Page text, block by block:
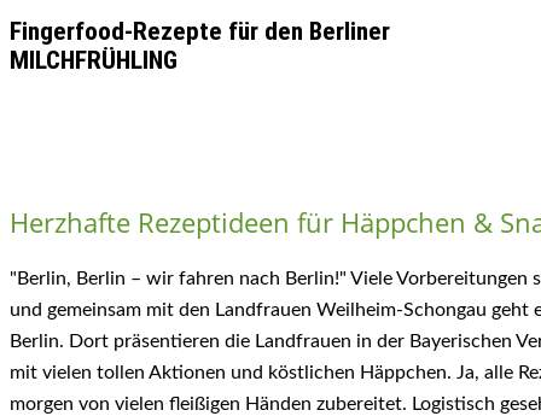
Fingerfood-Rezepte für den Berliner
MILCHFRÜHLING
Herzhafte Rezeptideen für Häppchen &
"Berlin, Berlin – wir fahren nach Berlin!" Viele Vorbereitungen
und gemeinsam mit den Landfrauen Weilheim-Schongau geht
Berlin. Dort präsentieren die Landfrauen in der Bayerischen
mit vielen tollen Aktionen und köstlichen Häppchen. Ja, alle
morgen von vielen fleißigen Händen zubereitet. Logistisch